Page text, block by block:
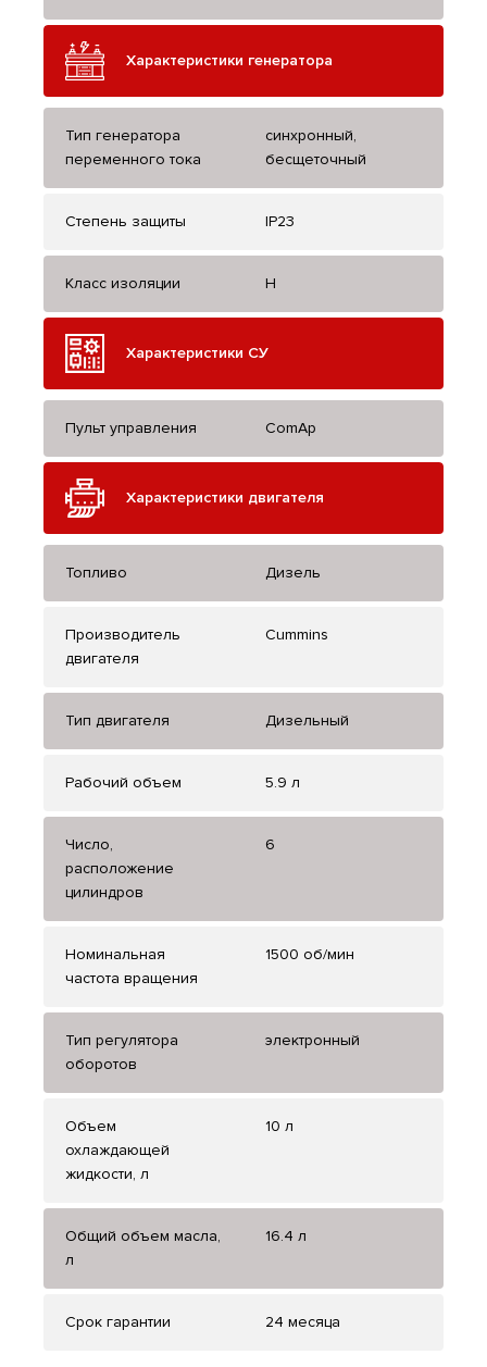
Характеристики генератора
Тип генератора
переменного тока
синхронный,
бесщеточный
Степень защиты IP23
Класс изоляции H
Характеристики СУ
Пульт управления ComAp
Характеристики двигателя
Топливо Дизель
Производитель
двигателя
Cummins
Тип двигателя Дизельный
Рабочий объем 5.9 л
Число,
расположение
цилиндров
6
Номинальная
частота вращения
1500 об/мин
Тип регулятора
оборотов
электронный
Объем
охлаждающей
жидкости, л
10 л
Общий объем масла,
л
16.4 л
Срок гарантии 24 месяца